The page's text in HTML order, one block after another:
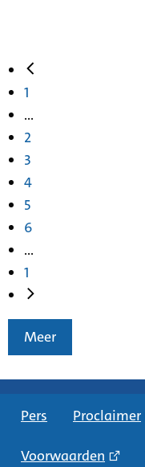
1
...
2
3
4
5
6
...
1
Meer
Pers Proclaimer
Voorwaarden